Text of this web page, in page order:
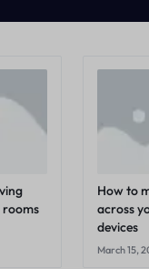
How to
across
devices
March 15,